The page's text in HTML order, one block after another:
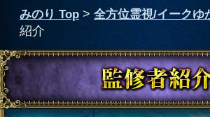
霊視を得意とする女性占い師。